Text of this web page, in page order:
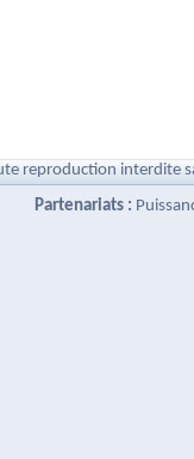
reproduction interdite
Partenariats :